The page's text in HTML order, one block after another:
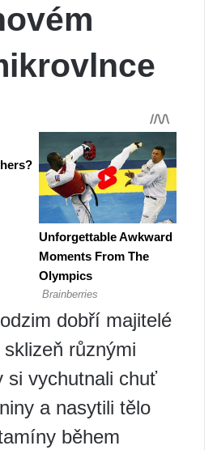
dobří majitelé
různými
si vychutnali chuť
a nasytili tělo
během